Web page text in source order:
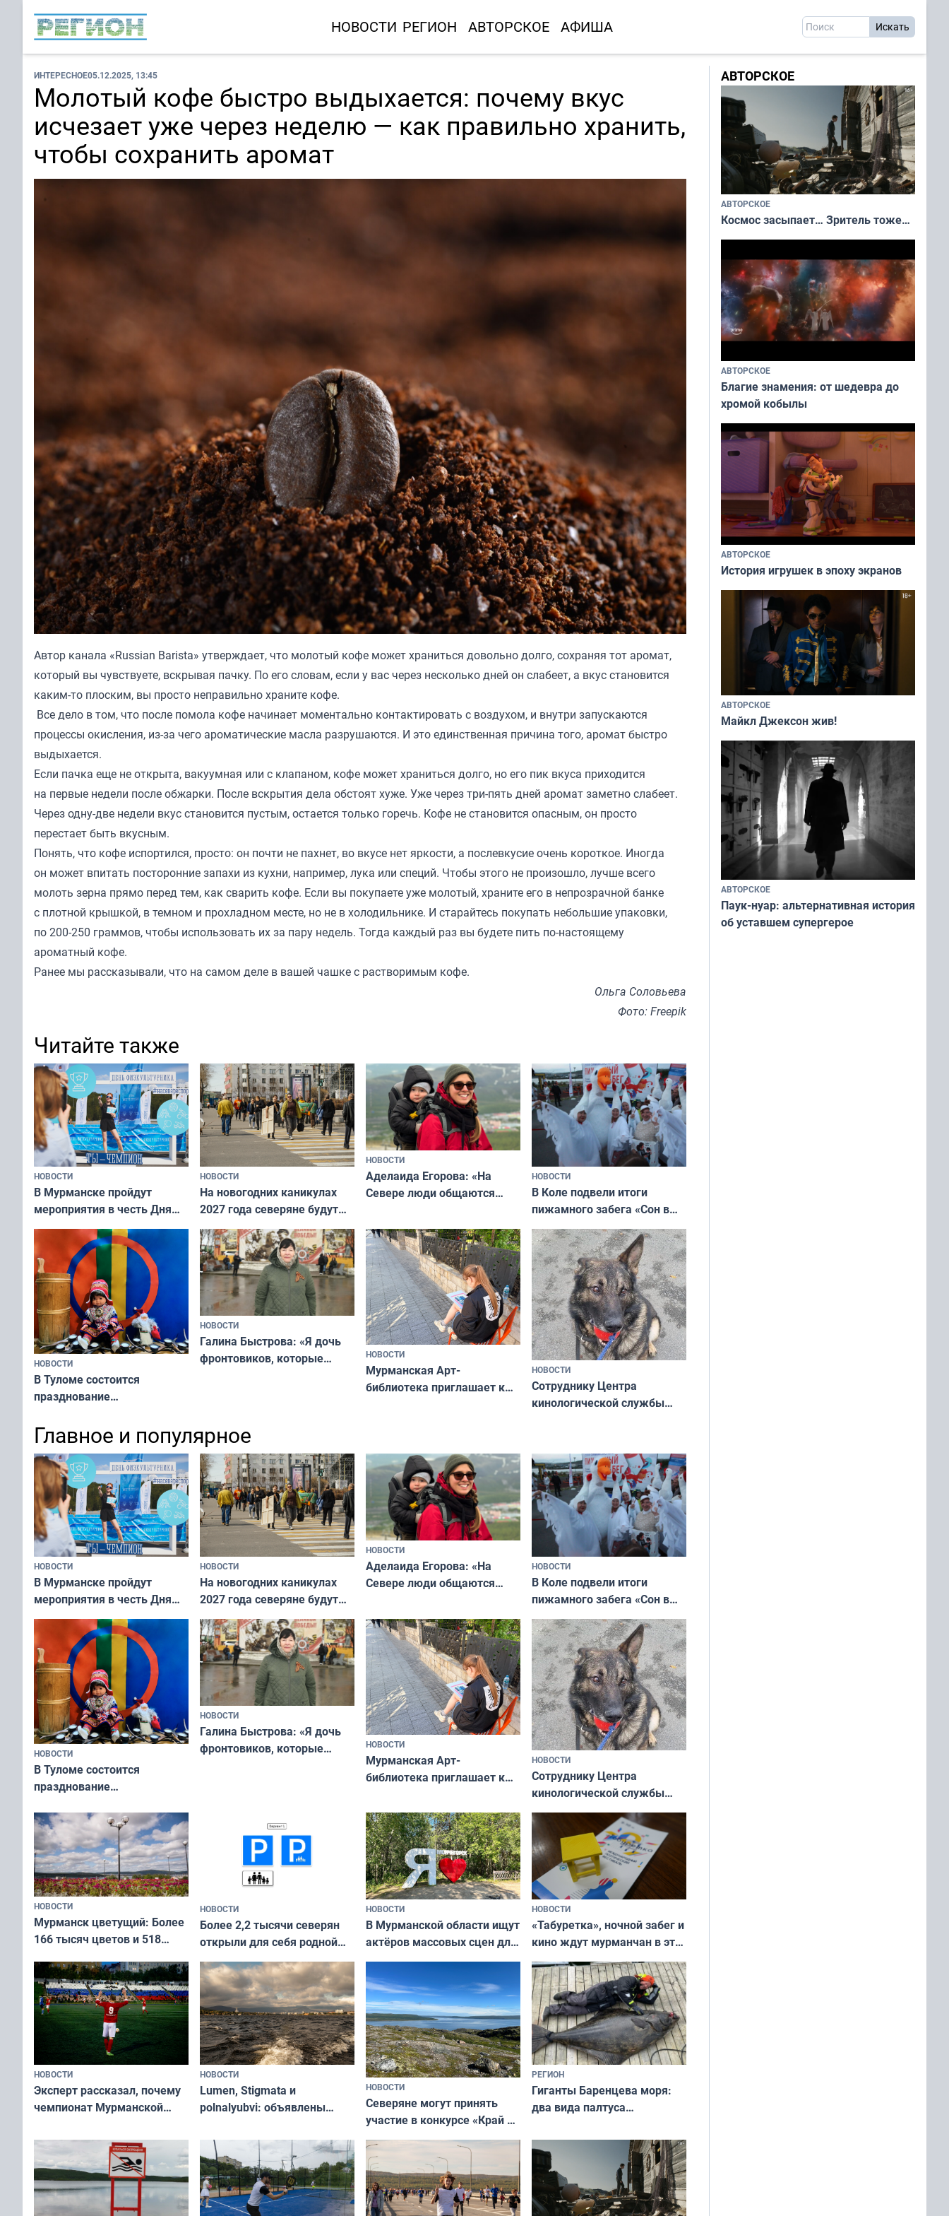
НОВОСТИ РЕГИОН АВТОРСКОЕ АФИША
ИНТЕРЕСНОЕ05.12.2025, 13:45
Молотый кофе быстро выдыхается: почему вкус
исчезает уже через неделю — как правильно хранить,
чтобы сохранить аромат
Автор канала «Russian Barista» утверждает, что молотый кофе может храниться довольно долго, сохраняя тот аромат,
который вы чувствуете, вскрывая пачку. По его словам, если у вас через несколько дней он слабеет, а вкус становится
каким-то плоским, вы просто неправильно храните кофе.
Все дело в том, что после помола кофе начинает моментально контактировать с воздухом, и внутри запускаются
процессы окисления, из-за чего ароматические масла разрушаются. И это единственная причина того, аромат быстро
выдыхается.
Если пачка еще не открыта, вакуумная или с клапаном, кофе может храниться долго, но его пик вкуса приходится
на первые недели после обжарки. После вскрытия дела обстоят хуже. Уже через три-пять дней аромат заметно слабеет.
Через одну-две недели вкус становится пустым, остается только горечь. Кофе не становится опасным, он просто
перестает быть вкусным.
Понять, что кофе испортился, просто: он почти не пахнет, во вкусе нет яркости, а послевкусие очень короткое. Иногда
он может впитать посторонние запахи из кухни, например, лука или специй. Чтобы этого не произошло, лучше всего
молоть зерна прямо перед тем, как сварить кофе. Если вы покупаете уже молотый, храните его в непрозрачной банке
с плотной крышкой, в темном и прохладном месте, но не в холодильнике. И старайтесь покупать небольшие упаковки,
по 200-250 граммов, чтобы использовать их за пару недель. Тогда каждый раз вы будете пить по-настоящему
ароматный кофе.
Ранее мы рассказывали, что на самом деле в вашей чашке с растворимым кофе.
Ольга Соловьева
Фото: Freepik
Читайте также
НОВОСТИ
В Мурманске пройдут
мероприятия в честь Дня
физкультурника
НОВОСТИ
На новогодних каникулах
2027 года северяне будут
отдыхать 11 дней
НОВОСТИ
Аделаида Егорова: «На
Севере люди общаются
а потому что
ты им интересен»
НОВОСТИ
В Коле подвели итоги
пижамного забега «Сон в
Олимпийскую ночь»
НОВОСТИ
В Туломе состоится
празднование
коренных народов мира
НОВОСТИ
Галина Быстрова: «Я дочь
фронтовиков, которые
НОВОСТИ
Мурманская Арт-
библиотека приглашает к
НОВОСТИ
Сотруднику Центра
кинологической службы
Главное и популярное
НОВОСТИ
В Мурманске пройдут
мероприятия в честь Дня
физкультурника
НОВОСТИ
На новогодних каникулах
2027 года северяне будут
отдыхать 11 дней
НОВОСТИ
Аделаида Егорова: «На
Севере люди общаются
а потому что
ты им интересен»
НОВОСТИ
В Коле подвели итоги
пижамного забега «Сон в
Олимпийскую ночь»
НОВОСТИ
В Туломе состоится
празднование
коренных народов мира
НОВОСТИ
Галина Быстрова: «Я дочь
фронтовиков, которые
НОВОСТИ
Мурманская Арт-
библиотека приглашает к
и фотографов
НОВОСТИ
Сотруднику Центра
кинологической службы
ищут новый дом
НОВОСТИ
Мурманск цветущий: Более
166 тысяч цветов и 518
НОВОСТИ
Более 2,2 тысячи северян
открыли для себя родной
край в рамках проекта
«Туризм для своих»
НОВОСТИ
В Мурманской области ищут
актёров массовых сцен для
съёмок в
короткометражном фильме
НОВОСТИ
«Табуретка», ночной забег и
кино ждут мурманчан в эти
выходные
НОВОСТИ
Эксперт рассказал, почему
чемпионат Мурманской
незамеченным
НОВОСТИ
Lumen, Stigmata и
polnalyubvi: объявлены
«Имандра» в 2026 года
НОВОСТИ
Северяне могут принять
участие в конкурсе «Край у
северной границы: фотогид
по Печенгскому округу»
РЕГИОН
Гиганты Баренцева моря:
два вида палтуса
АВТОРСКОЕ
АВТОРСКОЕ
Космос засыпает… Зритель тоже…
АВТОРСКОЕ
Благие знамения: от шедевра до
хромой кобылы
АВТОРСКОЕ
История игрушек в эпоху экранов
АВТОРСКОЕ
Майкл Джексон жив!
АВТОРСКОЕ
Паук-нуар: альтернативная история
об уставшем супергерое